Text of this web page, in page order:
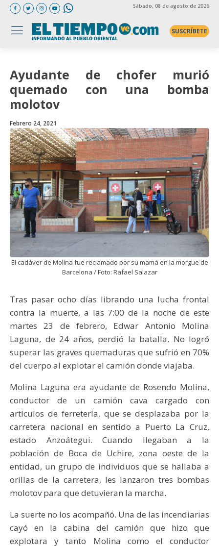
Sábado, 08 de agosto de 2026
SUSCRÍBETE
Ayudante de chofer murió
quemado con una bomba
molotov
Febrero 24, 2021
El cadáver de Molina fue reclamado por su mamá en la morgue de
Barcelona / Foto: Rafael Salazar
Tras pasar ocho días librando una lucha frontal
contra la muerte, a las 7:00 de la noche de este
martes 23 de febrero, Edwar Antonio Molina
Laguna, de 24 años, perdió la batalla. No logró
superar las graves quemaduras que sufrió en 70%
del cuerpo al explotar el camión donde viajaba.
Molina Laguna era ayudante de Rosendo Molina,
conductor de un camión cava cargado con
artículos de ferretería, que se desplazaba por la
carretera nacional en sentido a Puerto La Cruz,
estado Anzoátegui. Cuando llegaban a la
población de Boca de Uchire, zona oeste de la
entidad, un grupo de individuos que se hallaba a
orillas de la carretera, les lanzaron tres bombas
molotov para que detuvieran la marcha.
La suerte no los acompañó. Una de las incendiarias
cayó en la cabina del camión que hizo que
explotara y tanto Molina como el conductor